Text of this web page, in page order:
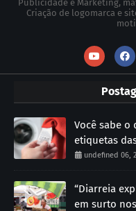
Publicidade e Marketing,
Criação de logomarca e
Você sabe o
etiquetas
undefined 06,
“Diarreia
em surto